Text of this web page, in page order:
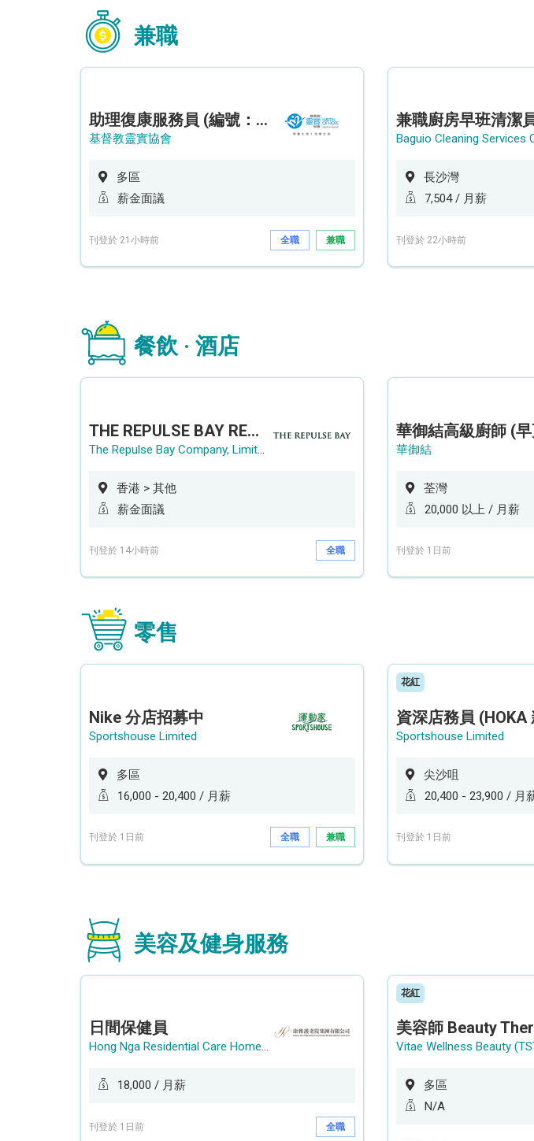
兼職
助理復康服務員 (編號：RSD/ARSW/CTE)
基督教靈實協會
多區
薪金面議
刊登於 21小時前 全職 兼職
長沙灣
7,504 / 月薪
刊登於 22小時前
餐飲 · 酒店
THE REPULSE BAY RECRUITMENT DAY 淺水灣影灣園人才招聘會
The Repulse Bay Company, Limited
香港 > 其他
薪金面議
刊登於 14小時前 全職
華御結
荃灣
20,000 以上 / 月薪
刊登於 1日前
零售
Nike 分店招募中
Sportshouse Limited
多區
16,000 - 20,400 / 月薪
刊登於 1日前 全職 兼職
花紅
資深店務員 (HOKA
Sportshouse Limited
尖沙咀
20,400 - 23,900 / 月
刊登於 1日前
美容及健身服務
日間保健員
Hong Nga Residential Care Home Group Limited
18,000 / 月薪
刊登於 1日前 全職
花紅
多區
N/A